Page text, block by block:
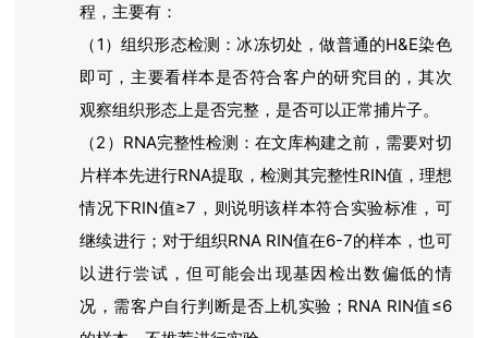
程，主要有：
（1）组织形态检测：冰冻切处，做普通的H&E染色
即可，主要看样本是否符合客户的研究目的，其次
观察组织形态上是否完整，是否可以正常捕片子。
（2）RNA完整性检测：在文库构建之前，需要对切
片样本先进行RNA提取，检测其完整性RIN值，理想
情况下RIN值≥7，则说明该样本符合实验标准，可
继续进行；对于组织RNA RIN值在6-7的样本，也可
以进行尝试，但可能会出现基因检出数偏低的情
况，需客户自行判断是否上机实验；RNA RIN值≤6